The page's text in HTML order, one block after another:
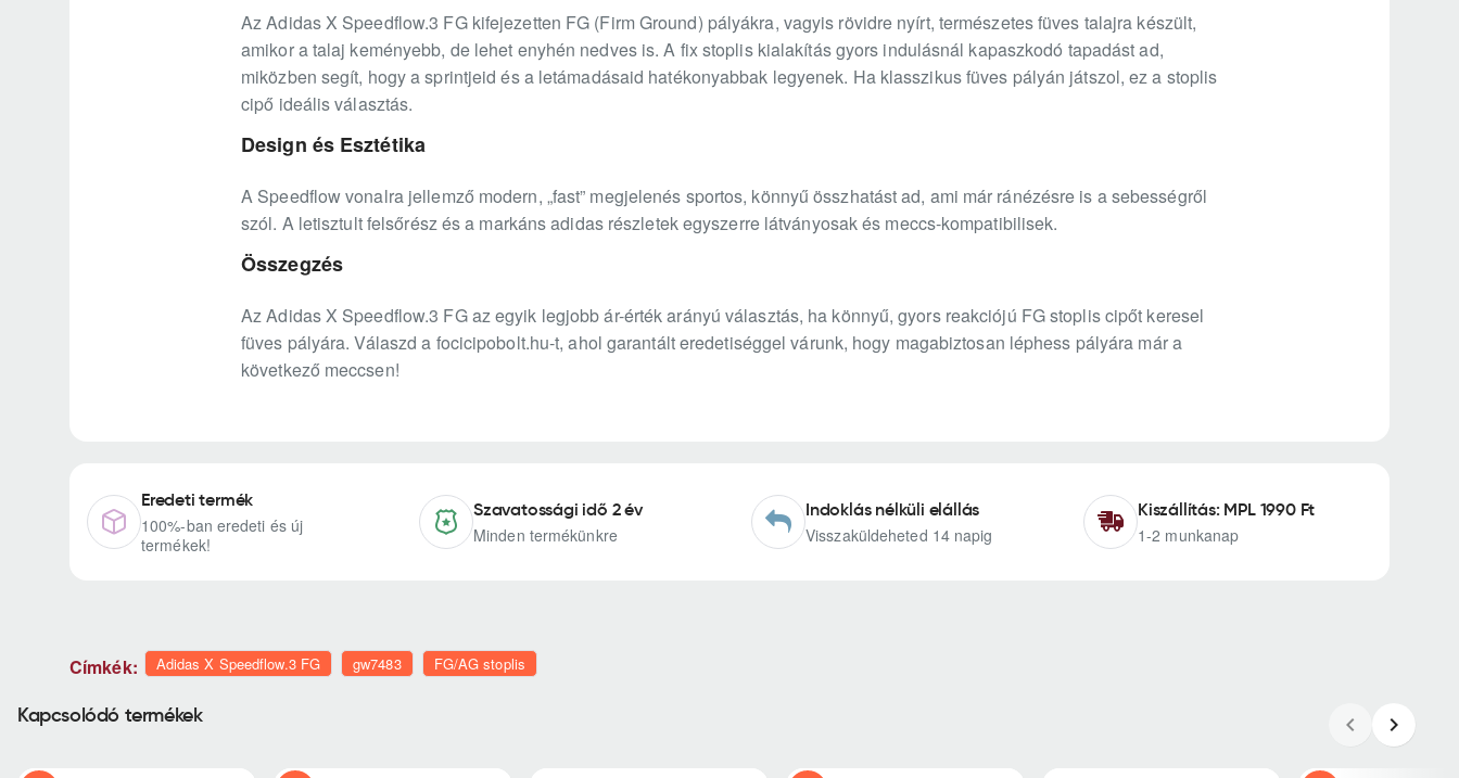
Az Adidas X Speedflow.3 FG kifejezetten FG (Firm Ground) pályákra, vagyis rövidre nyírt, természetes füves talajra készült,
amikor a talaj keményebb, de lehet enyhén nedves is. A fix stoplis kialakítás gyors indulásnál kapaszkodó tapadást ad,
miközben segít, hogy a sprintjeid és a letámadásaid hatékonyabbak legyenek. Ha klasszikus füves pályán játszol, ez a stoplis
cipő ideális választás.
Design és Esztétika
A Speedflow vonalra jellemző modern, „fast” megjelenés sportos, könnyű összhatást ad, ami már ránézésre is a sebességről
szól. A letisztult felsőrész és a markáns adidas részletek egyszerre látványosak és meccs-kompatibilisek.
Összegzés
Az Adidas X Speedflow.3 FG az egyik legjobb ár-érték arányú választás, ha könnyű, gyors reakciójú FG stoplis cipőt keresel
füves pályára. Válaszd a focicipobolt.hu-t, ahol garantált eredetiséggel várunk, hogy magabiztosan léphess pályára már a
következő meccsen!
Eredeti termék
100%-ban eredeti és új
termékek!
Szavatossági idő 2 év
Minden termékünkre
Indoklás nélküli elállás
Visszaküldeheted 14 napig
Kiszállítás: MPL 1990 Ft
1-2 munkanap
Címkék: Adidas X Speedflow.3 FG gw7483 FG/AG stoplis
Kapcsolódó termékek